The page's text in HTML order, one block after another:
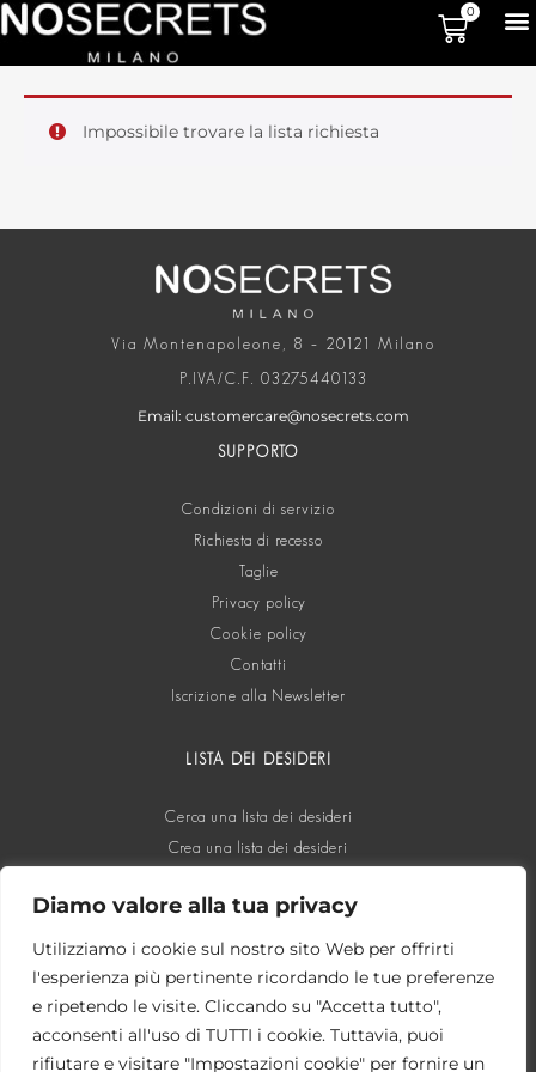
Diamo valore alla tua privacy
Utilizziamo i cookie sul nostro sito Web per offrirti
l'esperienza più pertinente ricordando le tue preferenze
e ripetendo le visite. Cliccando su "Accetta tutto",
acconsenti all'uso di TUTTI i cookie. Tuttavia, puoi
rifiutare e visitare "Impostazioni cookie" per fornire un
0
Impossibile trovare la lista richiesta
Via Montenapoleone, 8 – 20121 Milano
P.IVA/C.F. 03275440133
Email: customercare@nosecrets.com
SUPPORTO
Condizioni di servizio
Richiesta di recesso
Taglie
Privacy policy
Cookie policy
Contatti
Iscrizione alla Newsletter
LISTA DEI DESIDERI
Cerca una lista dei desideri
Crea una lista dei desideri
SOCIAL